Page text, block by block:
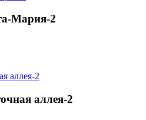
Мария-2
аллея-2